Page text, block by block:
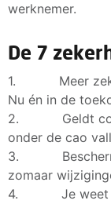
werknemer.
De 7
1. Meer
Nu én in de
2. Geldt
onder de cao
3.
zomaar
4. Je weet